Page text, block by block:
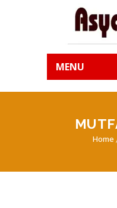
MENU
Home